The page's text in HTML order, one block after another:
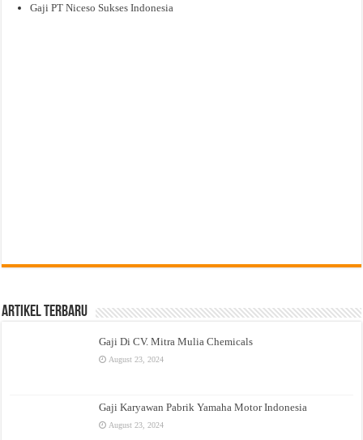
Gaji PT Niceso Sukses Indonesia
Artikel Terbaru
Gaji Di CV. Mitra Mulia Chemicals
August 23, 2024
Gaji Karyawan Pabrik Yamaha Motor Indonesia
August 23, 2024